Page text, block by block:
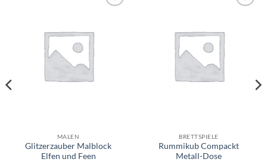
MALEN
Glitzerzauber Malblock
Elfen und Feen
BRETTSPIELE
Rummikub Compackt
Metall-Dose